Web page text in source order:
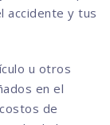
accidente y tus
u otros
en el
de